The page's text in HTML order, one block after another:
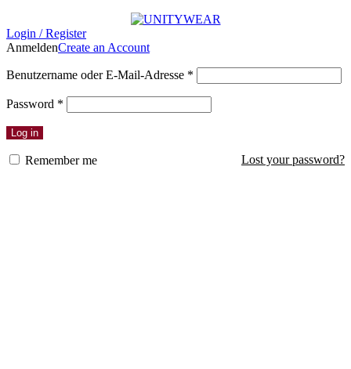
Login / Register
AnmeldenCreate an Account
Benutzername oder E-Mail-Adresse *
Password *
Log in
Lost your password?
Remember me